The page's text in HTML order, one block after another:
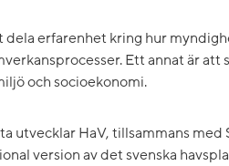
dela erfarenhet kring hur
Ett annat är att
och socioekonomi.
utvecklar HaV, tillsammans med
version av det svenska